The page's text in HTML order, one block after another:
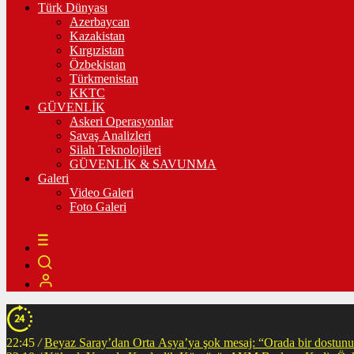
Türk Dünyası
Azerbaycan
Kazakistan
Kırgızistan
Özbekistan
Türkmenistan
KKTC
GÜVENLİK
Askeri Operasyonlar
Savaş Analizleri
Silah Teknolojileri
GÜVENLİK & SAVUNMA
Galeri
Video Galeri
Foto Galeri
22:45 / Beyaz Saray’dan Orta Asya’ya şok mesaj: “Orada bir